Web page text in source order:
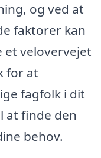
og ved at
faktorer kan
velovervejet
for at
fagfolk i dit
at finde den
behov.